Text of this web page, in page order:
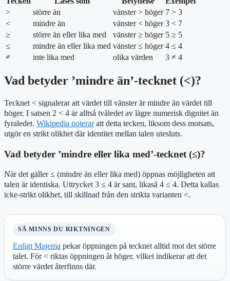
>
större än vänster > höger 7 > 3
<
mindre än vänster < höger 3 < 7
≥
större än eller lika med vänster ≥ höger 5 ≥ 5
≤
mindre än eller lika med vänster ≤ höger 4 ≤ 4
≠
inte lika med olika värden 3 ≠ 4
Vad betyder ’mindre än’-tecknet (<)?
Tecknet < signalerar att värdet till vänster är mindre än värdet till
höger. I satsen 2 < 4 är alltså tvåledet av lägre numerisk dignitet än
fyraledet. Wikipedia noteraratt detta tecken, liksom dess motsats,
utgör en strikt olikhet där identitet mellan talen utesluts.
Vad betyder ’mindre eller lika med’-tecknet (≤)?
När det gäller ≤ (mindre än eller lika med) öppnas möjligheten att
talen är identiska. Uttrycket 3 ≤ 4 är sant, likaså 4 ≤ 4. Detta kallas
icke-strikt olikhet, till skillnad från den strikta varianten <.
SÅ MINNS DU RIKTNINGEN
Enligt Majema pekar öppningen på tecknet alltid mot det större
talet. För < riktas öppningen åt höger, vilket indikerar att det
större värdet återfinns där.